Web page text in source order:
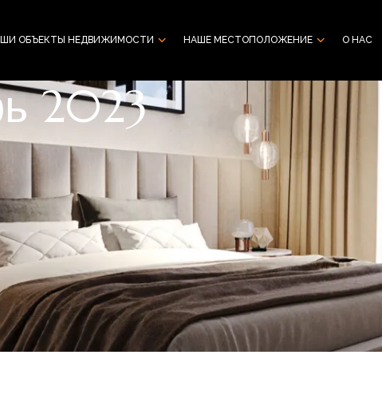
ОБЪЕКТЫ НЕДВИЖИМОСТИ НАШЕ МЕСТОПОЛОЖЕНИЕ О НАС
2023